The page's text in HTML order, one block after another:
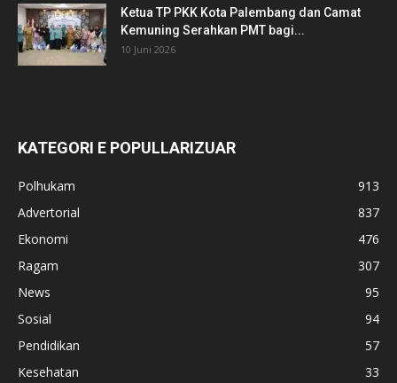
Ketua TP PKK Kota Palembang dan Camat
Kemuning Serahkan PMT bagi...
10 Juni 2026
KATEGORI E POPULLARIZUAR
Polhukam
913
Advertorial
837
Ekonomi
476
Ragam
307
News
95
Sosial
94
Pendidikan
57
Kesehatan
33